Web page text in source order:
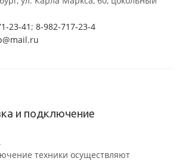
23-41 ; 8-982-717-23-4
и подключение
техники осуществляют